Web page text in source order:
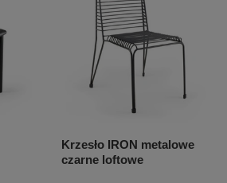
Krzesło IRON metalowe
czarne loftowe